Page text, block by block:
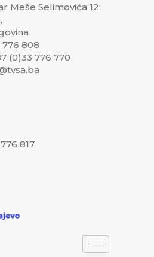
Meše Selimovića 12,
776 808
(0)33 776 770
817